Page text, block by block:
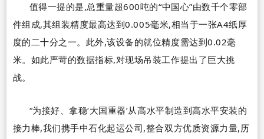
值得一提的是,总重量超600吨的“中国心”由数千个零部
件组成,其组装精度最高达到0.005毫米,相当于一张A4纸厚
度的二十分之一。此外,该设备的就位精度需达到0.02毫
米。如此严苛的数据指标,对现场吊装工作提出了巨大挑
战。
“为接好、拿稳‘大国重器’从高水平制造到高水平安装的
接力棒,我们携手中石化起运公司,整合双方优质资源力量,历